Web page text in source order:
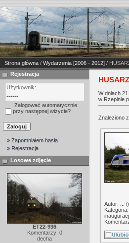
Strona główna / Wydarzenia [2006 - 2012] /
Rejestracja
Zalogować automatycznie
przy następnej wizycie?
» Zapomniałem hasła
» Rejestracja
Losowe zdjęcie
ET22-936
Komentarzy: 0
decha
W dniach
w Rzepinie
Znaleziono
Autor: ... (
Kategoria: